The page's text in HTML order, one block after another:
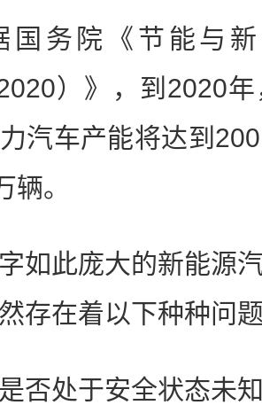
院《节能与新
）》，到2020
汽车产能将达到
辆。
此庞大的新能源汽
存在着以下种种问
处于安全状态未